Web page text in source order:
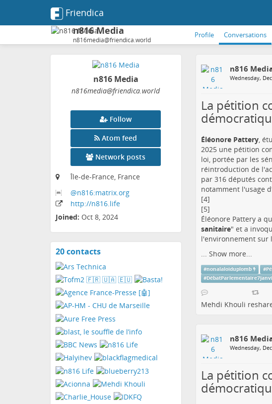
Friendica
n816 Media
n816media@friendica.world
Profile Conversations
n816 Media
n816media@friendica.world
Follow
Atom feed
Network posts
Île-de-France, France
@n816:matrix.org
http://n816.life
Joined: Oct 8, 2024
20 contactsView
n816
Wednesday,
La pétition
Éléonore Pattery,
2025 une pétition
loi, portée par les
réintroduction de
par 316 députés
notamment l'usage
[4]
[5]
Éléonore Pattery a
sanitaire" et a
l'environnement sur
... Show more...
#nonalaloiduplomb #
#
Mehdi Khouli
n816
Wednesday,
La pétition